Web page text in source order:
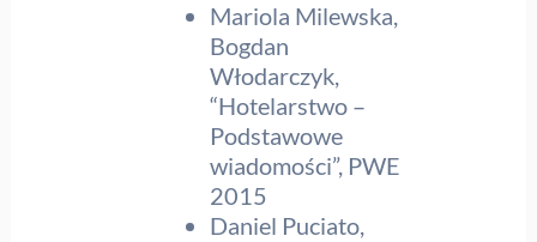
Mariola Milewska,
Bogdan
Włodarczyk,
“Hotelarstwo –
Podstawowe
wiadomości”, PWE
2015
Daniel Puciato,